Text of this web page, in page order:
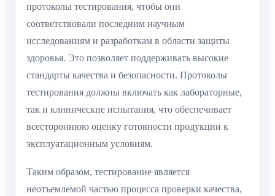
протоколы тестирования, чтобы они
соответствовали последним научным
исследованиям и разработкам в области защиты
здоровья. Это позволяет поддерживать высокие
стандарты качества и безопасности. Протоколы
тестирования должны включать как лабораторные,
так и клинические испытания, что обеспечивает
всестороннюю оценку готовности продукции к
эксплуатационным условиям.
Таким образом, тестирование является
неотъемлемой частью процесса проверки качества,